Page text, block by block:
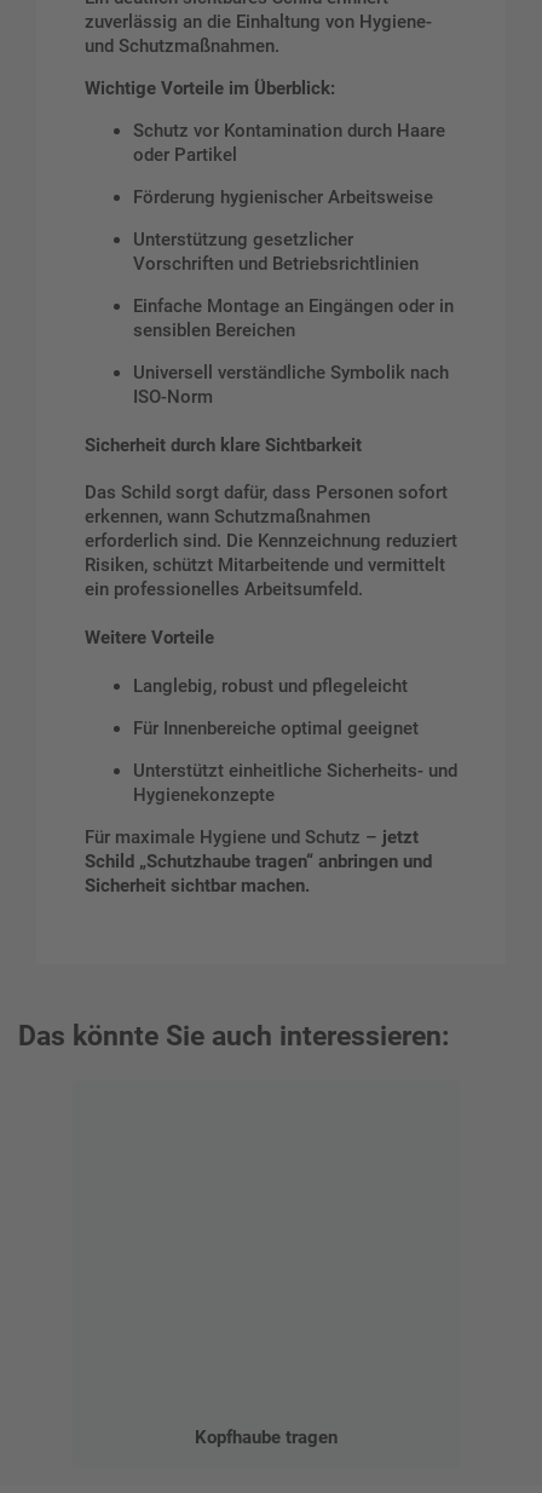
zuverlässig an die Einhaltung von Hygiene-
und Schutzmaßnahmen.
Wichtige Vorteile im Überblick:
Schutz vor Kontamination durch Haare
oder Partikel
Förderung hygienischer Arbeitsweise
Unterstützung gesetzlicher
Vorschriften und Betriebsrichtlinien
Einfache Montage an Eingängen oder in
sensiblen Bereichen
Universell verständliche Symbolik nach
ISO-Norm
Sicherheit durch klare Sichtbarkeit
Das Schild sorgt dafür, dass Personen sofort
erkennen, wann Schutzmaßnahmen
erforderlich sind. Die Kennzeichnung reduziert
Risiken, schützt Mitarbeitende und vermittelt
ein professionelles Arbeitsumfeld.
Weitere Vorteile
Langlebig, robust und pflegeleicht
Für Innenbereiche optimal geeignet
Unterstützt einheitliche Sicherheits- und
Hygienekonzepte
Für maximale Hygiene und Schutz – jetzt
Schild „Schutzhaube tragen“ anbringen und
Sicherheit sichtbar machen.
Das könnte Sie auch interessieren:
Kopfhaube tragen